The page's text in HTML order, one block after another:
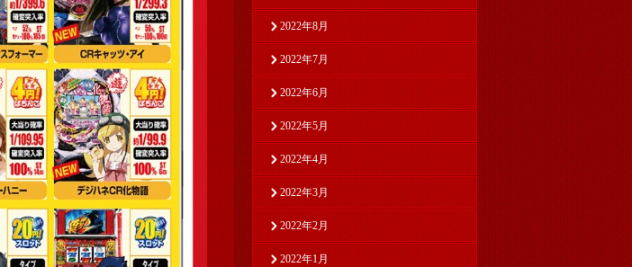
2022年8月
2022年7月
2022年6月
2022年5月
2022年4月
2022年3月
2022年2月
2022年1月